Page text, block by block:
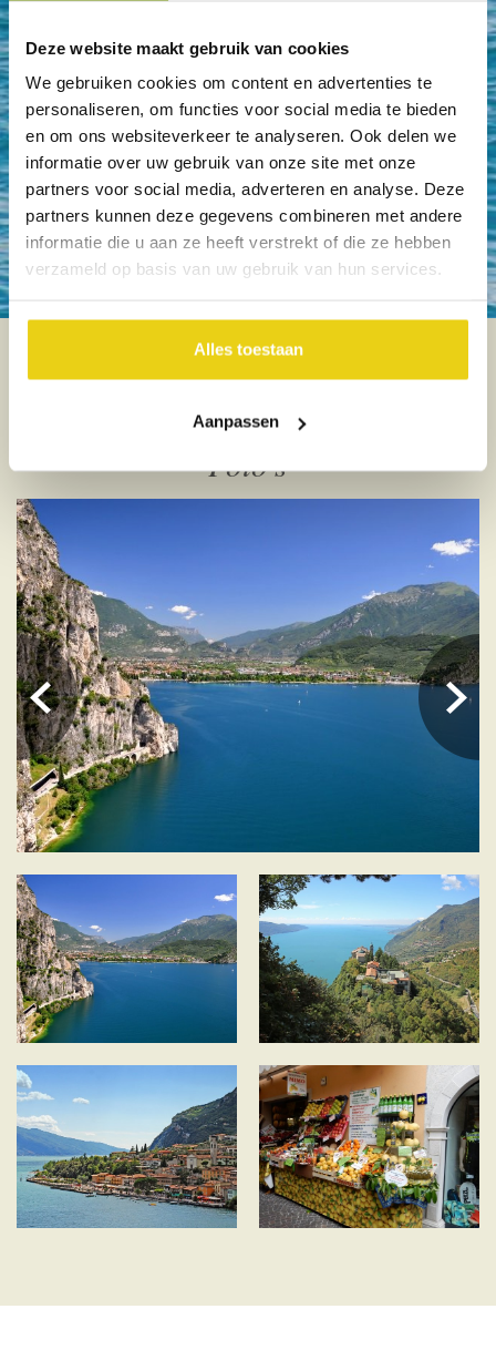
Deze website maakt gebruik van cookies
We gebruiken cookies om content en advertenties te
personaliseren, om functies voor social media te bieden
en om ons websiteverkeer te analyseren. Ook delen we
informatie over uw gebruik van onze site met onze
partners voor social media, adverteren en analyse. Deze
partners kunnen deze gegevens combineren met andere
informatie die u aan ze heeft verstrekt of die ze hebben
verzameld op basis van uw gebruik van hun services.
Alles toestaan
Aanpassen
Dag 12 t/m 14
Hotel Bocciolo – Orta San
Giulio – Piemonte
Lees meer
Foto's